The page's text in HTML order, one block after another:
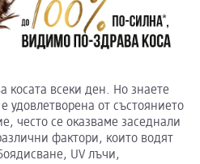
косата всеки ден. Но знаете
удовлетворена от състоянието
често се оказваме заседнали
фактори, които водят
UV лъчи,